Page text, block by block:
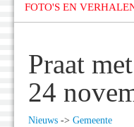
FOTO'S EN
Praat
24
Nieuws -> Gemeente